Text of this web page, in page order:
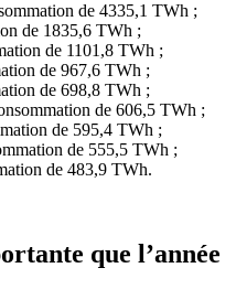
de 4335,1 TWh ;
de 1835,6 TWh ;
de 1101,8 TWh ;
de 967,6 TWh ;
de 698,8 TWh ;
de 606,5 TWh ;
de 595,4 TWh ;
de 555,5 TWh ;
de 483,9 TWh.
que l’année